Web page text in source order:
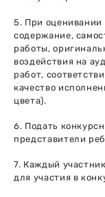
5. При оценивании
содержание,
работы,
воздействия на
работ,
качество
цвета).
6. Подать
представители
7. Каждый
для участия в